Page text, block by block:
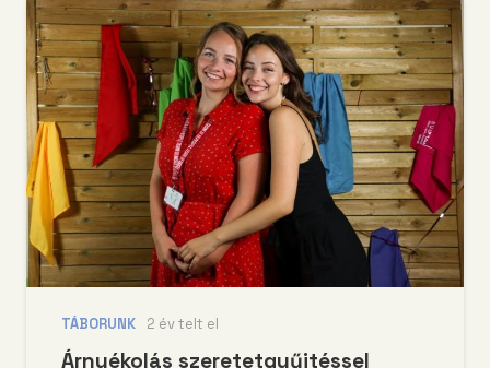
TÁBORUNK 2 év telt el
Árnyékolás szeretetgyűjtéssel